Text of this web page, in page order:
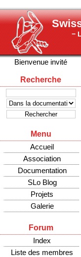
−
Bienvenue invité
Recherche
Menu
Accueil
Association
Documentation
SLo Blog
Projets
Galerie
Forum
Index
Liste des membres